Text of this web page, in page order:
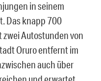
in seinem
Das knapp 700
zwei Autostunden von
Oruro entfernt im
auch über